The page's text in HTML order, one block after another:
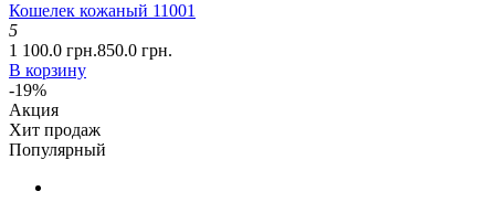
Кошелек кожаный 11001
5
1 100.0 грн.850.0 грн.
В корзину
-19%
Акция
Хит продаж
Популярный